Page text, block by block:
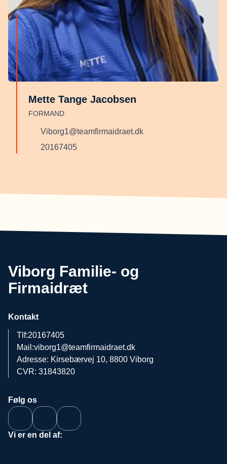
Mette Tange Jacobsen
FORMAND
Viborg1@teamfirmaidraet.dk
20167405
Viborg Familie- og
Firmaidræt
Kontakt
Tlf:20167405
Mail:viborg1@teamfirmaidraet.dk
Adresse: Kirsebærvej 10, 8800 Viborg
CVR: 31843820
Følg os
Vi er en del af: